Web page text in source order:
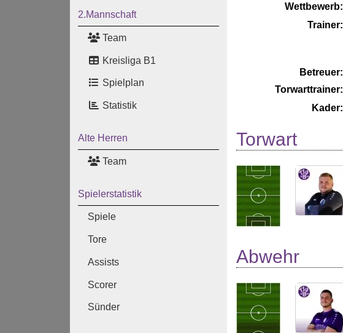
2.Mannschaft
Team
Kreisliga B1
Spielplan
Statistik
Alte Herren
Team
Spielerstatistik
Spiele
Tore
Assists
Scorer
Sünder
Wettbewerb:
Trainer:
Betreuer:
Torwarttrainer:
Kader:
Torwart
Abwehr